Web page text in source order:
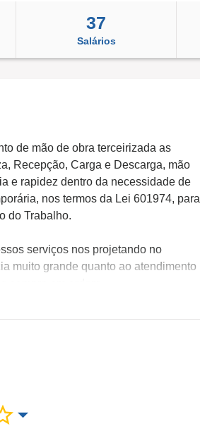
37
Salários
de mão de obra terceirizada as
Recepção, Carga e Descarga, mão
e rapidez dentro da necessidade de
nos termos da Lei 601974, para
do Trabalho.
serviços nos projetando no
muito grande quanto ao atendimento
mas manter os funcionários
evitando dispersão de foco dos